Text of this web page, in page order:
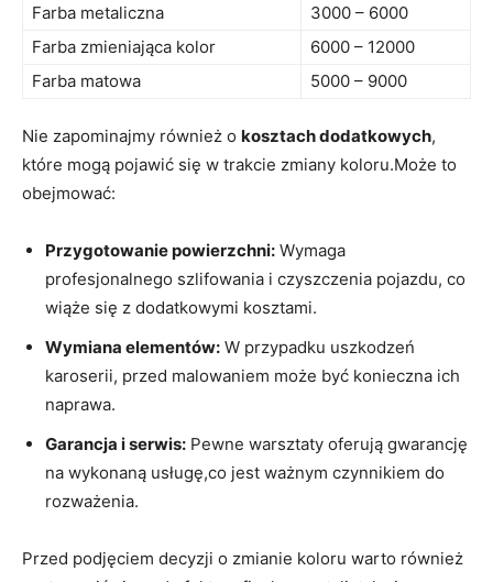
Farba metaliczna
3000 – 6000
Farba zmieniająca kolor
6000 – 12000
Farba matowa
5000 – 9000
Nie zapominajmy również o kosztach dodatkowych,
które mogą pojawić się w trakcie zmiany koloru.Może to
obejmować:
Przygotowanie powierzchni: Wymaga
profesjonalnego szlifowania i czyszczenia pojazdu, co
wiąże się z dodatkowymi kosztami.
Wymiana elementów: W przypadku uszkodzeń
karoserii, przed malowaniem może być konieczna ich
naprawa.
Garancja i serwis: Pewne warsztaty oferują gwarancję
na wykonaną usługę,co jest ważnym czynnikiem do
rozważenia.
Przed podjęciem decyzji o zmianie koloru warto również